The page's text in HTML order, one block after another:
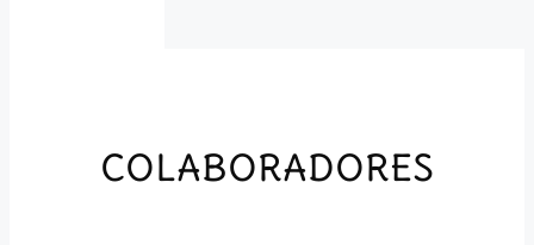
COLABORADORES